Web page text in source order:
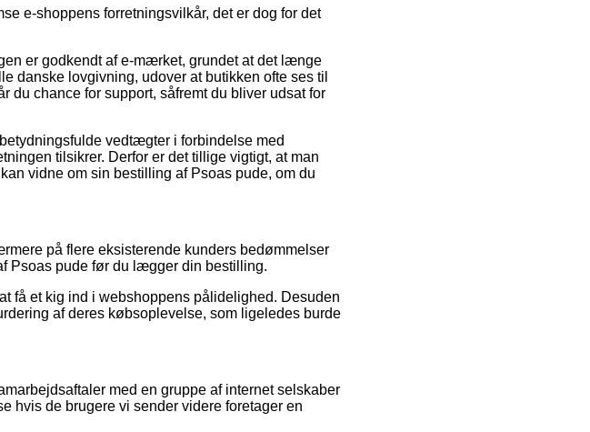
e-shoppens forretningsvilkår, det er dog for det
er godkendt af e-mærket, grundet at det længe
danske lovgivning, udover at butikken ofte ses til
du chance for support, såfremt du bliver udsat for
vedtægter i forbindelse med
tilsikrer. Derfor er det tillige vigtigt, at man
vidne om sin bestilling af Psoas pude, om du
på flere eksisterende kunders bedømmelser
Psoas pude før du lægger din bestilling.
få et kig ind i webshoppens pålidelighed. Desuden
af deres købsoplevelse, som ligeledes burde
med en gruppe af internet selskaber
hvis de brugere vi sender videre foretager en